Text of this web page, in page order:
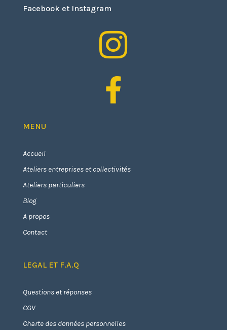
Facebook et Instagram


MENU
Accueil
Ateliers entreprises et collectivités
Ateliers particuliers
Blog
A propos
Contact
LEGAL ET F.A.Q
Questions et réponses
CGV
Charte des données personnelles